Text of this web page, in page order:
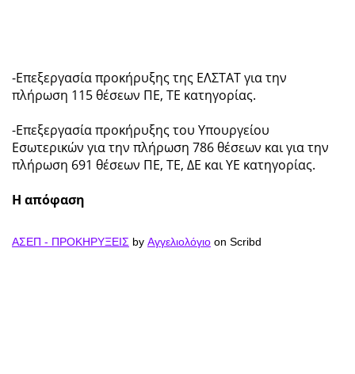
-Επεξεργασία προκήρυξης της ΕΛΣΤΑΤ για την
πλήρωση 115 θέσεων ΠΕ, ΤΕ κατηγορίας.
-Επεξεργασία προκήρυξης του Υπουργείου
Εσωτερικών για την πλήρωση 786 θέσεων και για την
πλήρωση 691 θέσεων ΠΕ, ΤΕ, ΔΕ και ΥΕ κατηγορίας.
Η απόφαση
ΑΣΕΠ - ΠΡΟΚΗΡΥΞΕΙΣ by Αγγελιολόγιο on Scribd